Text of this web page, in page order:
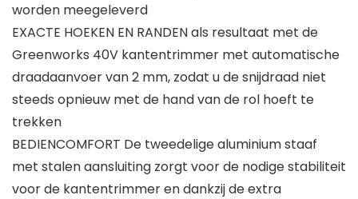
worden meegeleverd
EXACTE HOEKEN EN RANDEN als resultaat met de
Greenworks 40V kantentrimmer met automatische
draadaanvoer van 2 mm, zodat u de snijdraad niet
steeds opnieuw met de hand van de rol hoeft te
trekken
BEDIENCOMFORT De tweedelige aluminium staaf
met stalen aansluiting zorgt voor de nodige stabiliteit
voor de kantentrimmer en dankzij de extra